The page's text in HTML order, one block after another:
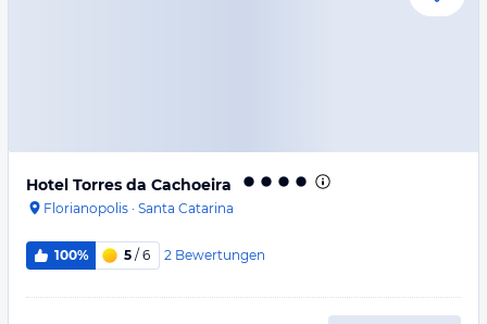
Hotel Torres da Cachoeira
Florianopolis · Santa Catarina
100% 5 / 6 2 Bewertungen